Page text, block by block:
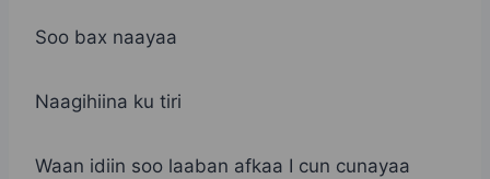
Soo bax naayaa
Naagihiina ku tiri
Waan idiin soo laaban afkaa I cun cunayaa